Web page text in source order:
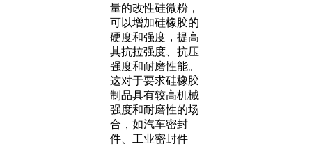
量的改性硅微粉，
可以增加硅橡胶的
硬度和强度，提高
其抗拉强度、抗压
强度和耐磨性能。
这对于要求硅橡胶
制品具有较高机械
强度和耐磨性的场
合，如汽车密封
件、工业密封件